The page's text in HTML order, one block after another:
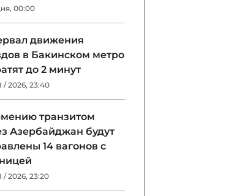
00:00
движения
в Бакинском метро
до 2 минут
/ 2026, 23:40
транзитом
Азербайджан будут
14 вагонов с
/ 2026, 23:20